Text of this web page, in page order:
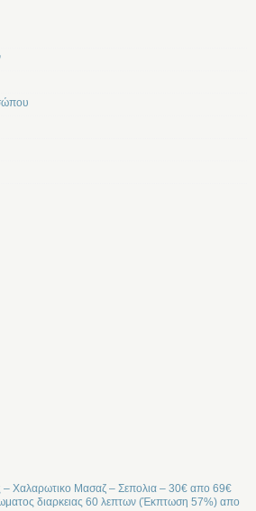
Χαλαρωτικο Μασαζ – Σεπολια – 30€ απο 69€
διαρκειας 60 λεπτων (Έκπτωση 57%) απο